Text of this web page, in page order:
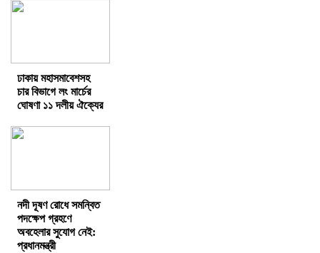
ঢাকায় মহাসমাবেশসহ
চার বিভাগে লং মার্চের
ঘোষণা ১১ দলীয় ঐক্যের
নদী দূষণ রোধে সমন্বিত
পদক্ষেপ গ্রহণে
অবহেলার সুযোগ নেই:
প্রধানমন্ত্রী